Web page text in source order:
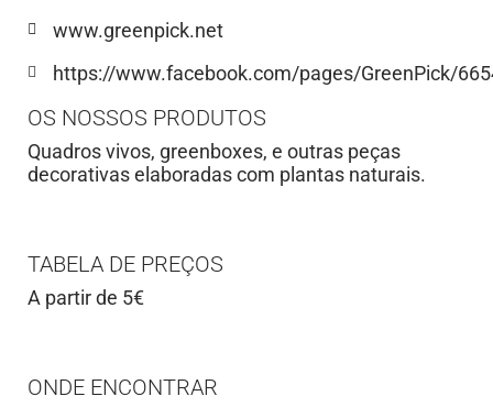
www.greenpick.net
https://www.facebook.com/pages/GreenPick/
OS NOSSOS PRODUTOS
Quadros vivos, greenboxes, e outras peças
decorativas elaboradas com plantas naturais.
TABELA DE PREÇOS
A partir de 5€
ONDE ENCONTRAR